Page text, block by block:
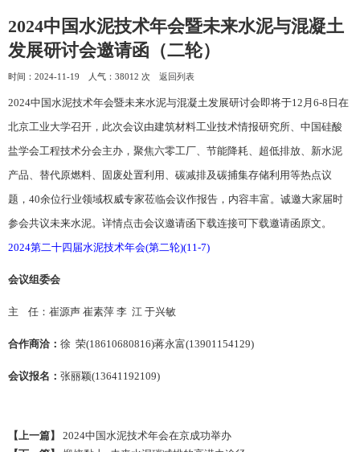
2024中国水泥技术年会暨未来水泥与混凝土
发展研讨会邀请函（二轮）
时间：2024-11-19 人气： 38012 次 返回列表
2024中国水泥技术年会暨未来水泥与混凝土发展研讨会即将于12月6-8日在
北京工业大学召开，此次会议由建筑材料工业技术情报研究所、中国硅酸
盐学会工程技术分会主办，聚焦六零工厂、节能降耗、超低排放、新水泥
产品、替代原燃料、固废处置利用、碳减排及碳捕集存储利用等热点议
题，40余位行业领域权威专家莅临会议作报告，内容丰富。诚邀大家届时
参会共议未来水泥。详情点击会议邀请函下载连接可下载邀请函原文。
2024第二十四届水泥技术年会(第二轮)(11-7)
会议组委会
主 任：崔源声 崔素萍 李 江 于兴敏
合作商洽： 徐 荣(18610680816)蒋永富(13901154129)
会议报名： 张丽颖(13641192109)
【上一篇】
2024中国水泥技术年会在京成功举办